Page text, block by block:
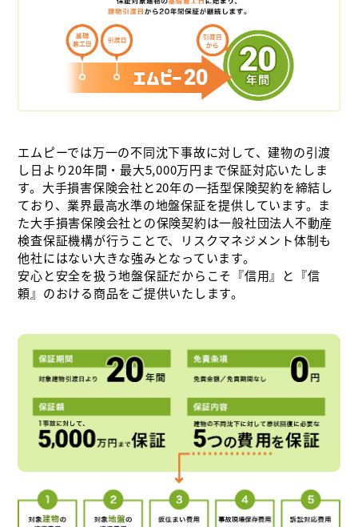
エムピーでは万一の不同沈下事故に対して、建物の引渡
し日より20年間・最大5,000万円まで保証対応いたしま
す。大手損害保険会社と20年の一括型保険契約を締結し
ており、業界最高水準の地盤保証を提供しています。ま
た大手損害保険会社との保険契約は一般社団法人不動産
検査保証機構が行うことで、リスクマネジメント体制も
他社にはない大きな強みとなっています。
安心と安全を扱う地盤保証だからこそ『信用』と『信
頼』のおける商品をご提供いたします。